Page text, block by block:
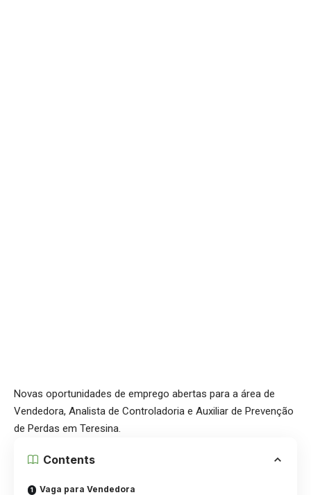
Novas oportunidades de emprego abertas para a área de
Vendedora, Analista de Controladoria e Auxiliar de Prevenção
de Perdas em Teresina.
Contents
Vaga para Vendedora